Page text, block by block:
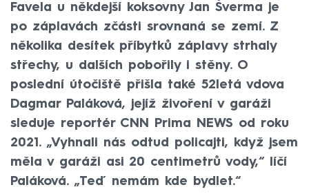
Favela u někdejší koksovny Jan Šverma je
po záplavách zčásti srovnaná se zemí. Z
několika desítek příbytků záplavy strhaly
střechy, u dalších pobořily i stěny. O
poslední útočiště přišla také 52letá vdova
Dagmar Paláková, jejíž živoření v garáži
sleduje reportér CNN Prima NEWS od roku
2021. „Vyhnali nás odtud policajti, když jsem
měla v garáži asi 20 centimetrů vody,“ líčí
Paláková. „Teď nemám kde bydlet.“